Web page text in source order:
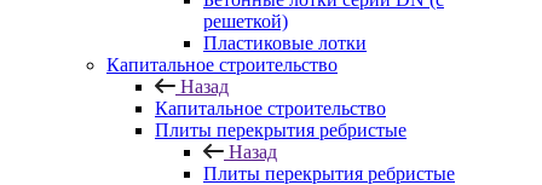
решеткой)
Пластиковые лотки
Капитальное строительство
Назад
Капитальное строительство
Плиты перекрытия ребристые
Назад
Плиты перекрытия ребристые